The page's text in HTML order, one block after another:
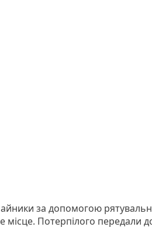
за допомогою
місце. Потерпілого передали